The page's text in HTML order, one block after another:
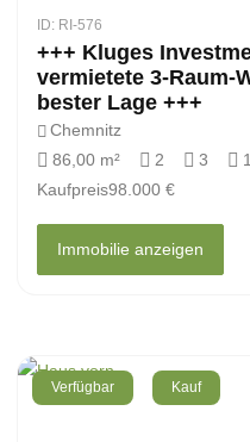
ID: RI-576
+++ Kluges
vermietete 3-Raum-
bester Lage +++
Chemnitz
86,00 m²
2 3
1
Kaufpreis98.000 €
Immobilie anzeigen
Verfügbar Kauf